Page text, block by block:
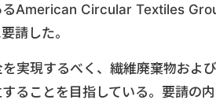
るAmerican Circular Textiles
請した。
実現するべく、繊維廃棄物およ
ることを目指している。要請の内